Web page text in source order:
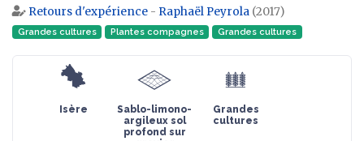
Aller à :navigation,rechercher
Retours d'expérience - Raphaël Peyrola (2017)
Grandes cultures Plantes compagnes Grandes cultures
Isère
Sablo-limono-
argileux sol
profond sur
Grandes
cultures